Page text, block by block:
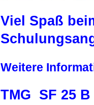
Viel Spaß
Weitere
TMG SF 25